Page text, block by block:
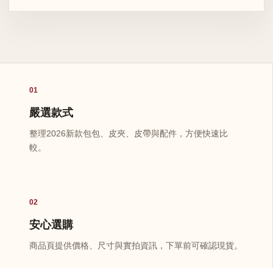
01
嚴選款式
整理2026新款包包、皮夾、皮帶與配件，方便快速比
較。
02
安心選購
商品頁提供價格、尺寸與實拍資訊，下單前可確認現貨。